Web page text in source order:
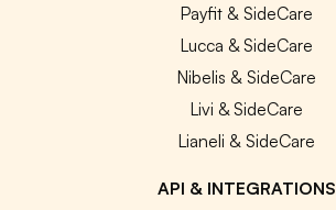
Payfit & SideCare
Lucca & SideCare
Nibelis & SideCare
Livi & SideCare
Lianeli & SideCare
API & INTEGRATIONS